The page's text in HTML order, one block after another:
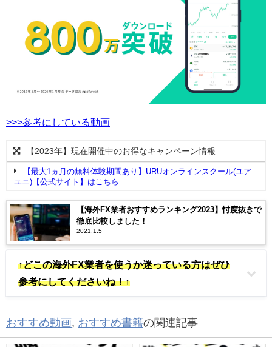
>>>参考にしている動画
【2023年】現在開催中のお得なキャンペーン情報
【最大1ヵ月の無料体験期間あり】URUオンラインスクール(ユア
ユニ)【公式サイト】はこちら
【海外FX業者おすすめランキング2023】忖度抜きで
徹底比較しました！
2021.1.5
↑どこの海外FX業者を使うか迷っている方はぜひ
参考にしてくださいね！↑
おすすめ動画, おすすめ書籍の関連記事